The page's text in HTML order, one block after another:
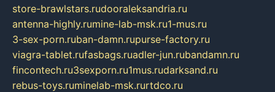
store-brawlstars.rudooraleksandria.ru
antenna-highly.rumine-lab-msk.ru1-mus.ru
3-sex-porn.ruban-damn.rupurse-factory.ru
viagra-tablet.rufasbags.ruadler-jun.rubandamn.ru
fincontech.ru3sexporn.ru1mus.rudarksand.ru
rebus-toys.ruminelab-msk.rurtdco.ru